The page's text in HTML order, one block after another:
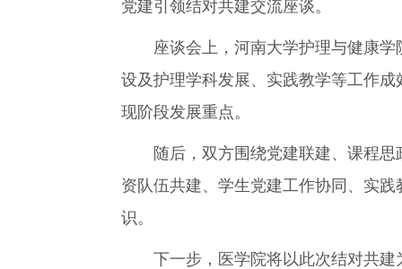
党建引领结对共建交流座谈。
座谈会上，河南大学护理与健康学
设及护理学科发展、实践教学等工作
现阶段发展重点。
随后，双方围绕党建联建、课程思
资队伍共建、学生党建工作协同、实
识。
下一步，医学院将以此次结对共建